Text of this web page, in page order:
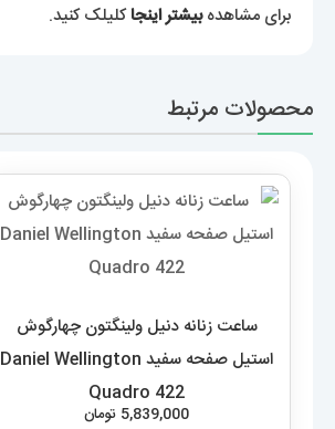
برای مشاهدهبیشتر اینجاکلیلک کنید.
محصولات مرتبط
ساعت زنانه دنیل ولینگتون چهارگوش
استیل صفحه سفید Daniel Wellington
Quadro 422
5,839,000 تومان